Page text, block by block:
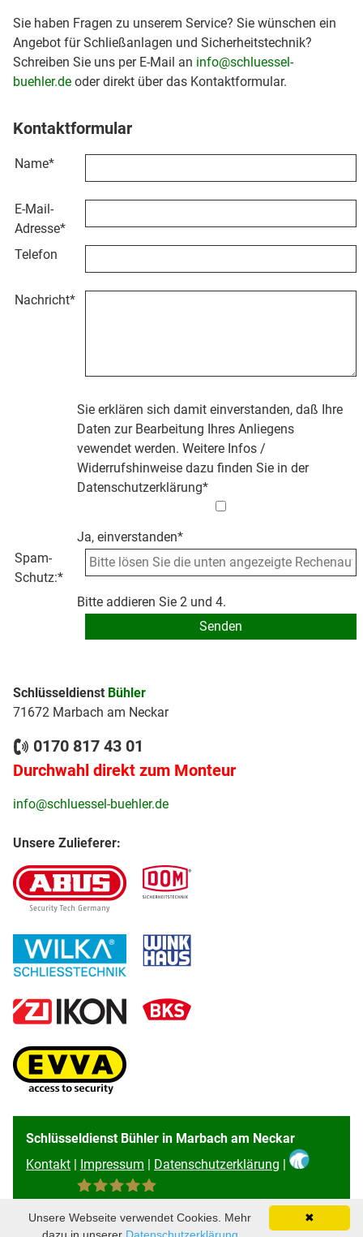
Sie haben Fragen zu unserem Service? Sie wünschen ein
Angebot für Schließanlagen und Sicherheitstechnik?
Schreiben Sie uns per E-Mail an info@schluessel-
buehler.de oder direkt über das Kontaktformular.
Kontaktformular
Name*
E-Mail-
Adresse*
Telefon
Nachricht*
Sie erklären sich damit einverstanden, daß Ihre
Daten zur Bearbeitung Ihres Anliegens
vewendet werden. Weitere Infos /
Widerrufshinweise dazu finden Sie in der
Datenschutzerklärung*
Ja, einverstanden*
Spam-
Schutz:*
Bitte addieren Sie 2 und 4.
Schlüsseldienst Bühler
71672 Marbach am Neckar
0170 817 43 01
Durchwahl direkt zum Monteur
info@schluessel-buehler.de
Unsere Zulieferer:
Schlüsseldienst Bühler in Marbach am Neckar
Kontakt | Impressum | Datenschutzerklärung |
✖
Unsere Webseite verwendet Cookies. Mehr